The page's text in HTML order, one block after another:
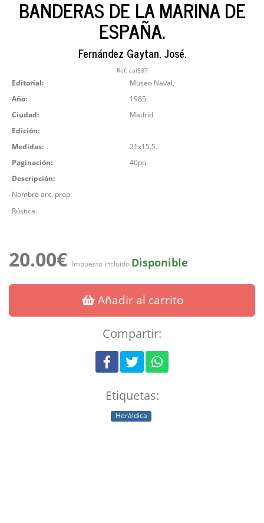
BANDERAS DE LA MARINA DE
ESPAÑA.
Fernández Gaytan, José.
Ref: cal587
Editorial:
Museo Naval,
Año:
1985.
Ciudad:
Madrid
Edición:
Medidas:
21x15.5.
Paginación:
40pp.
Descripción:
Nombre ant. prop.
Rústica.
20.00€ Impuesto incluido Disponible
Añadir al carrito
Compartir:
Etiquetas:
Heráldica